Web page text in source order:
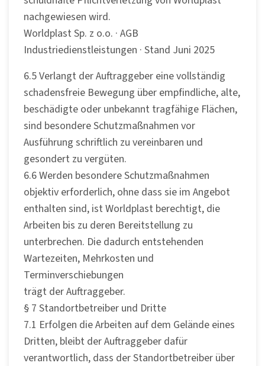
nachgewiesen wird.
Worldplast Sp. z o.o. · AGB
Industriedienstleistungen · Stand Juni 2025
6.5 Verlangt der Auftraggeber eine vollständig
schadensfreie Bewegung über empfindliche, alte,
beschädigte oder unbekannt tragfähige Flächen,
sind besondere Schutzmaßnahmen vor
Ausführung schriftlich zu vereinbaren und
gesondert zu vergüten.
6.6 Werden besondere Schutzmaßnahmen
objektiv erforderlich, ohne dass sie im Angebot
enthalten sind, ist Worldplast berechtigt, die
Arbeiten bis zu deren Bereitstellung zu
unterbrechen. Die dadurch entstehenden
Wartezeiten, Mehrkosten und
Terminverschiebungen
trägt der Auftraggeber.
§ 7 Standortbetreiber und Dritte
7.1 Erfolgen die Arbeiten auf dem Gelände eines
Dritten, bleibt der Auftraggeber dafür
verantwortlich, dass der Standortbetreiber über